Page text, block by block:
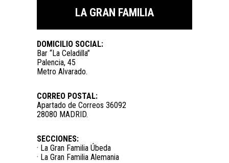
LA GRAN FAMILIA
DOMICILIO SOCIAL:
Bar “La Celadilla”
Palencia, 45
Metro Alvarado.
CORREO POSTAL:
Apartado de Correos 36092
28080 MADRID.
SECCIONES:
· La Gran Familia Úbeda
· La Gran Familia Alemania